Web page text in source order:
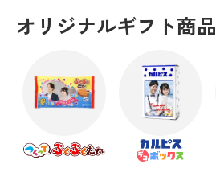
オリジナルギフト商品